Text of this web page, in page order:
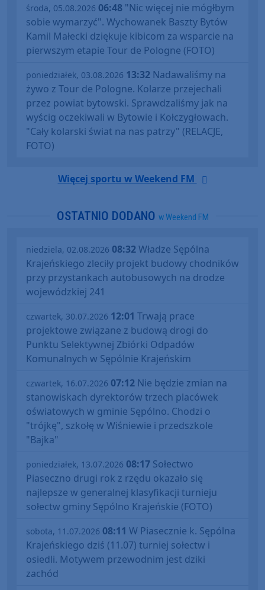
środa, 05.08.2026 06:48 "Nic więcej nie mógłbym
sobie wymarzyć". Wychowanek Baszty Bytów
Kamil Małecki dziękuje kibicom za wsparcie na
pierwszym etapie Tour de Pologne (FOTO)
poniedziałek, 03.08.2026 13:32 Nadawaliśmy na
żywo z Tour de Pologne. Kolarze przejechali
przez powiat bytowski. Sprawdzaliśmy jak na
wyścig oczekiwali w Bytowie i Kołczygłowach.
"Cały kolarski świat na nas patrzy" (RELACJE,
FOTO)
Więcej sportu w Weekend FM
OSTATNIO DODANO w Weekend FM
niedziela, 02.08.2026 08:32Władze Sępólna
Krajeńskiego zleciły projekt budowy chodników
przy przystankach autobusowych na drodze
wojewódzkiej 241
czwartek, 30.07.2026 12:01 Trwają prace
projektowe związane z budową drogi do
Punktu Selektywnej Zbiórki Odpadów
Komunalnych w Sępólnie Krajeńskim
czwartek, 16.07.2026 07:12 Nie będzie zmian na
stanowiskach dyrektorów trzech placówek
oświatowych w gminie Sępólno. Chodzi o
"trójkę", szkołę w Wiśniewie i przedszkole
"Bajka"
poniedziałek, 13.07.2026 08:17 Sołectwo
Piaseczno drugi rok z rzędu okazało się
najlepsze w generalnej klasyfikacji turnieju
sołectw gminy Sępólno Krajeńskie (FOTO)
sobota, 11.07.2026 08:11 W Piasecznie k. Sępólna
Krajeńskiego dziś (11.07) turniej sołectw i
osiedli. Motywem przewodnim jest dziki
zachód